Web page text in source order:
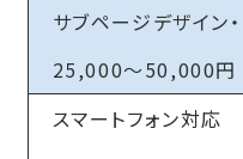
サブページデザイン
25,000～50,000円
スマートフォン対応